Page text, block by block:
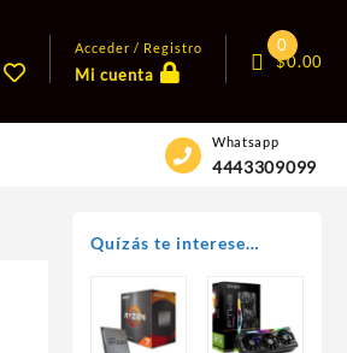
Acceder / Registro
Mi cuenta
0
$0.00
Whatsapp
4443309099
Quízás te interese…